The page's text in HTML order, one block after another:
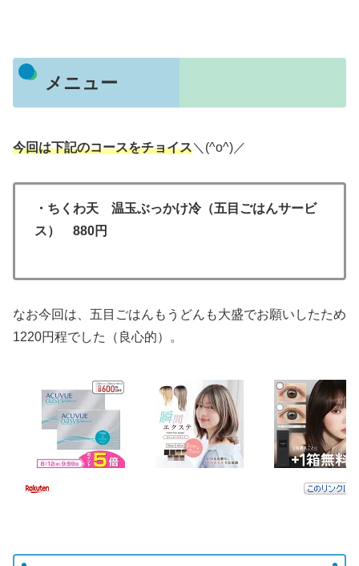
メニュー
今回は下記のコースをチョイス＼(^o^)／
・ちくわ天 温玉ぶっかけ冷（五目ごはんサービ
ス） 880円
なお今回は、五目ごはんもうどんも大盛でお願いしたため
1220円程でした（良心的）。